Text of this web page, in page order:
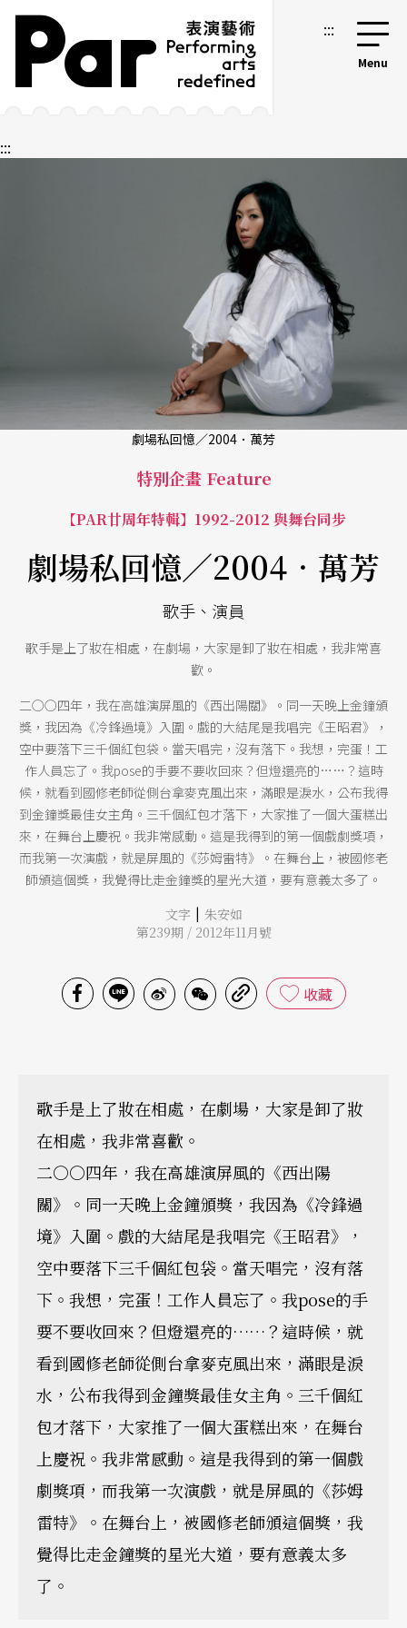
跳到主要內容區塊
網站導覽 :::
:::
劇場私回憶／2004．萬芳
特別企畫 Feature
【PAR廿周年特輯】1992-2012 與舞台同步
劇場私回憶／2004．萬芳
歌手、演員
歌手是上了妝在相處，在劇場，大家是卸了妝在相處，我非常喜
歡。
二○○四年，我在高雄演屏風的《西出陽關》。同一天晚上金鐘頒
獎，我因為《冷鋒過境》入圍。戲的大結尾是我唱完《王昭君》，
空中要落下三千個紅包袋。當天唱完，沒有落下。我想，完蛋！工
作人員忘了。我pose的手要不要收回來？但燈還亮的……？這時
候，就看到國修老師從側台拿麥克風出來，滿眼是淚水，公布我得
到金鐘獎最佳女主角。三千個紅包才落下，大家推了一個大蛋糕出
來，在舞台上慶祝。我非常感動。這是我得到的第一個戲劇獎項，
而我第一次演戲，就是屏風的《莎姆雷特》。在舞台上，被國修老
師頒這個獎，我覺得比走金鐘獎的星光大道，要有意義太多了。
文字 | 朱安如
第239期 / 2012年11月號
收藏
歌手是上了妝在相處，在劇場，大家是卸了妝
在相處，我非常喜歡。
二○○四年，我在高雄演屏風的《西出陽
關》。同一天晚上金鐘頒獎，我因為《冷鋒過
境》入圍。戲的大結尾是我唱完《王昭君》，
空中要落下三千個紅包袋。當天唱完，沒有落
下。我想，完蛋！工作人員忘了。我pose的手
要不要收回來？但燈還亮的……？這時候，就
看到國修老師從側台拿麥克風出來，滿眼是淚
水，公布我得到金鐘獎最佳女主角。三千個紅
包才落下，大家推了一個大蛋糕出來，在舞台
上慶祝。我非常感動。這是我得到的第一個戲
劇獎項，而我第一次演戲，就是屏風的《莎姆
雷特》。在舞台上，被國修老師頒這個獎，我
覺得比走金鐘獎的星光大道，要有意義太多
了。